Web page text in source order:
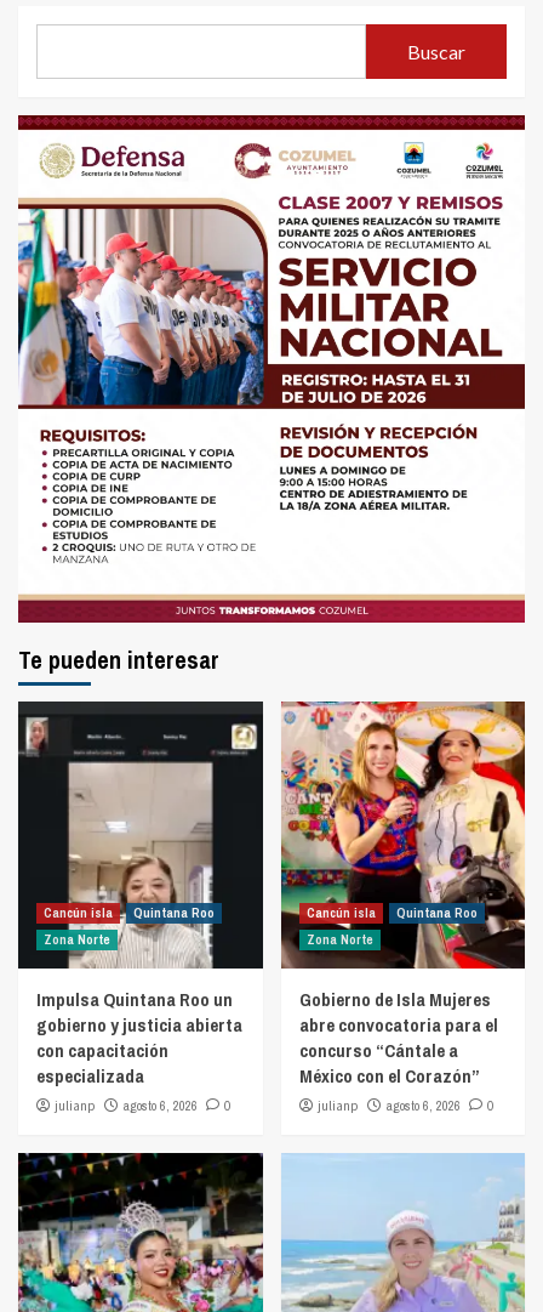
Buscar
Te pueden interesar
Cancún isla
Quintana Roo
Zona Norte
Impulsa Quintana Roo un
gobierno y justicia abierta
con capacitación
especializada
julianp agosto 6, 2026 0
Cancún isla
Quintana Roo
Zona Norte
Gobierno de Isla Mujeres
abre convocatoria para el
concurso “Cántale a
México con el Corazón”
julianp agosto 6, 2026 0